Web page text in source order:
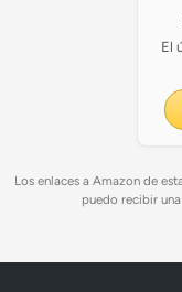
El
Los enlaces a Amazon de
puedo recibir